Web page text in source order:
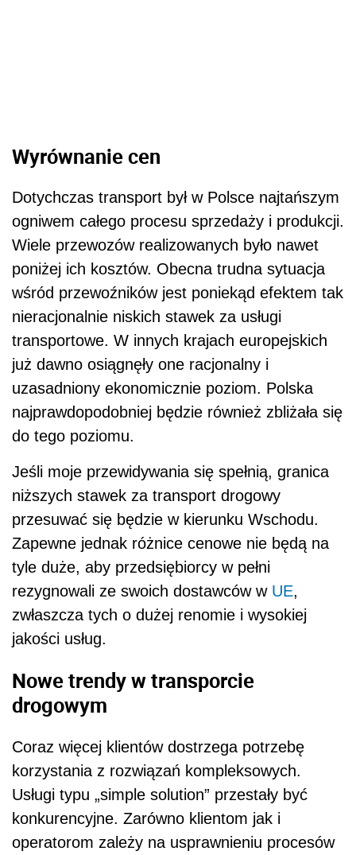
Wyrównanie cen
Dotychczas transport był w Polsce najtańszym
ogniwem całego procesu sprzedaży i produkcji.
Wiele przewozów realizowanych było nawet
poniżej ich kosztów. Obecna trudna sytuacja
wśród przewoźników jest poniekąd efektem tak
nieracjonalnie niskich stawek za usługi
transportowe. W innych krajach europejskich
już dawno osiągnęły one racjonalny i
uzasadniony ekonomicznie poziom. Polska
najprawdopodobniej będzie również zbliżała się
do tego poziomu.
Jeśli moje przewidywania się spełnią, granica
niższych stawek za transport drogowy
przesuwać się będzie w kierunku Wschodu.
Zapewne jednak różnice cenowe nie będą na
tyle duże, aby przedsiębiorcy w pełni
rezygnowali ze swoich dostawców w UE,
zwłaszcza tych o dużej renomie i wysokiej
jakości usług.
Nowe trendy w transporcie
drogowym
Coraz więcej klientów dostrzega potrzebę
korzystania z rozwiązań kompleksowych.
Usługi typu „simple solution” przestały być
konkurencyjne. Zarówno klientom jak i
operatorom zależy na usprawnieniu procesów